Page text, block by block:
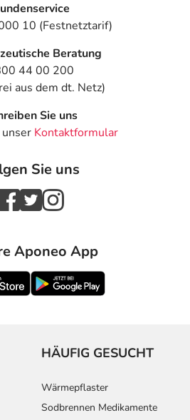
10 (Festnetztarif)
Beratung
44 00 200
aus dem dt. Netz)
Sie uns
Kontaktformular
Sie uns
Aponeo App
HÄUFIG GESUCHT
Wärmepflaster
Sodbrennen Medikamente